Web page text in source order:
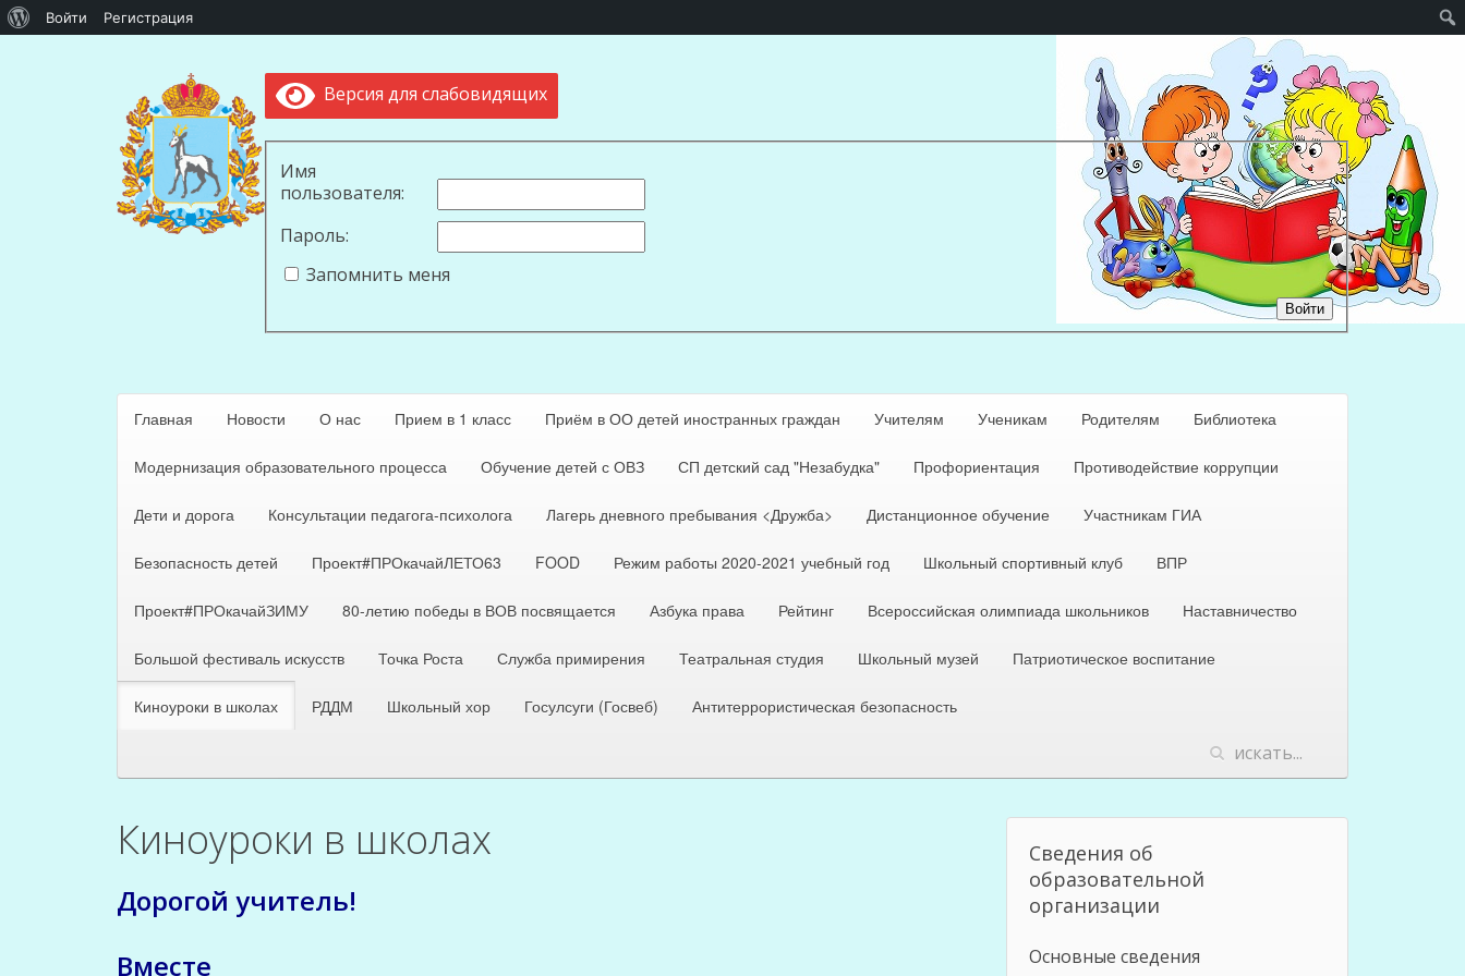
Версия для слабовидящих
Имя
пользователя:
Пароль:
Запомнить меня
Войти
Главная Новости О нас Прием в 1 класс Приём в ОО детей иностранных граждан Учителям Ученикам Родителям Библиотека
Модернизация образовательного процесса Обучение детей с ОВЗ СП детский сад "Незабудка" Профориентация Противодействие коррупции
Дети и дорога Консультации педагога-психолога Лагерь дневного пребывания <Дружба> Дистанционное обучение Участникам ГИА
Безопасность детей Проект#ПРОкачайЛЕТО63 FOOD Режим работы 2020-2021 учебный год Школьный спортивный клуб ВПР
Проект#ПРОкачайЗИМУ 80-летию победы в ВОВ посвящается Азбука права Рейтинг Всероссийская олимпиада школьников Наставничество
Большой фестиваль искусств Точка Роста Служба примирения Театральная студия Школьный музей Патриотическое воспитание
Киноуроки в школах РДДМ Школьный хор Госулсуги (Госвеб) Антитеррористическая безопасность
Киноуроки в школах
Дорогой учитель!
Вместе
Сведения об
образовательной
организации
Основные сведения
Войти Регистрация